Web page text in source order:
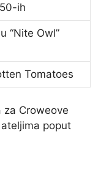
ih
“Nite Owl”
Tomatoes
za Croweove
poput